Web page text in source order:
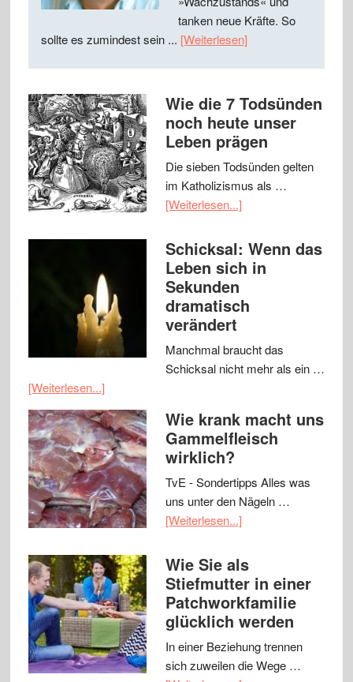
tanken neue Kräfte. So
sollte es zumindest sein ... [Weiterlesen]
Wie die 7 Todsünden
noch heute unser
Leben prägen
Die sieben Todsünden gelten
im Katholizismus als …
[Weiterlesen...]
Schicksal: Wenn das
Leben sich in
Sekunden
dramatisch
verändert
Manchmal braucht das
Schicksal nicht mehr als ein …
[Weiterlesen...]
Wie krank macht uns
Gammelfleisch
wirklich?
TvE - Sondertipps Alles was
uns unter den Nägeln …
[Weiterlesen...]
Wie Sie als
Stiefmutter in einer
Patchworkfamilie
glücklich werden
In einer Beziehung trennen
sich zuweilen die Wege …